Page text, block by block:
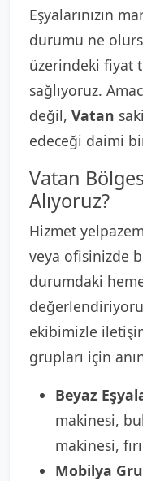
Eşyalarınızın
durumu ne
üzerindeki fiyat
sağlıyoruz.
değil, Vatan
edeceği daimi
Vatan
Alıyoruz?
Hizmet
veya ofisinizde
durumdaki
ekibimizle
grupları için
Beyaz
makinesi,
makinesi,
Mobilya